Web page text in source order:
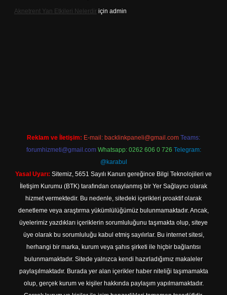
Aknetrent Yan Etkileri Nelerdir için admin
Reklam ve İletişim: E-mail: backlinkpaneli@gmail.com Teams:
forumhizmeti@gmail.com Whatsapp: 0262 606 0 726 Telegram:
@karabul
Yasal Uyarı: Sitemiz, 5651 Sayılı Kanun gereğince Bilgi Teknolojileri ve
İletişim Kurumu (BTK) tarafından onaylanmış bir Yer Sağlayıcı olarak
hizmet vermektedir. Bu nedenle, sitedeki içerikleri proaktif olarak
denetleme veya araştırma yükümlülüğümüz bulunmamaktadır. Ancak,
üyelerimiz yazdıkları içeriklerin sorumluluğunu taşımakta olup, siteye
üye olarak bu sorumluluğu kabul etmiş sayılırlar. Bu internet sitesi,
herhangi bir marka, kurum veya şahıs şirketi ile hiçbir bağlantısı
bulunmamaktadır. Sitede yalnızca kendi hazırladığımız makaleler
paylaşılmaktadır. Burada yer alan içerikler haber niteliği taşımamakta
olup, gerçek kurum ve kişiler hakkında paylaşım yapılmamaktadır.